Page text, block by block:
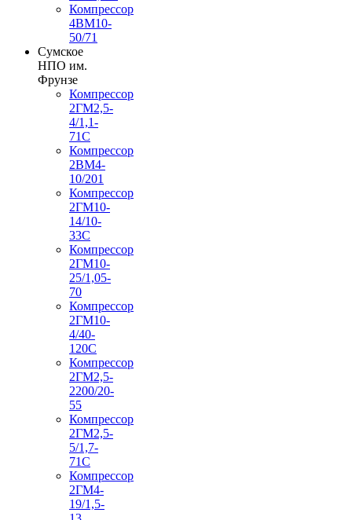
Компрессор
4ВМ10-
50/71
Сумское
НПО им.
Фрунзе
Компрессор
2ГМ2,5-
4/1,1-
71С
Компрессор
2ВМ4-
10/201
Компрессор
2ГМ10-
14/10-
33С
Компрессор
2ГМ10-
25/1,05-
70
Компрессор
2ГМ10-
4/40-
120С
Компрессор
2ГМ2,5-
2200/20-
55
Компрессор
2ГМ2,5-
5/1,7-
71С
Компрессор
2ГМ4-
19/1,5-